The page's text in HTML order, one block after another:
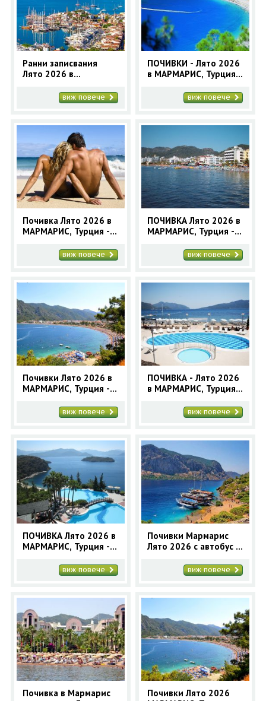
ЗА НАС
КОНТАКТИ
ФИРМЕНИ ДОКУМЕНТИ
0700 144 34 Запитване
Ранни записвания
Лято 2026 в
за 7 нощувкивиж повече
ПОЧИВКИ - Лято 2026
в МАРМАРИС, Турция -
програмавиж повече
Почивка Лято 2026 в
МАРМАРИС, Турция -7
програмавиж повече
ПОЧИВКА Лято 2026 в
МАРМАРИС, Турция - 9
програмавиж повече
Почивки Лято 2026 в
МАРМАРИС, Турция -
автобусна програма
виж повече
ПОЧИВКА - Лято 2026
в МАРМАРИС, Турция -
програмавиж повече
ПОЧИВКА Лято 2026 в
МАРМАРИС, Турция - 5
програмавиж повече
Почивки Мармарис
Лято 2026 с автобус и
виж повече
Почивка в Мармарис
Почивки Лято 2026